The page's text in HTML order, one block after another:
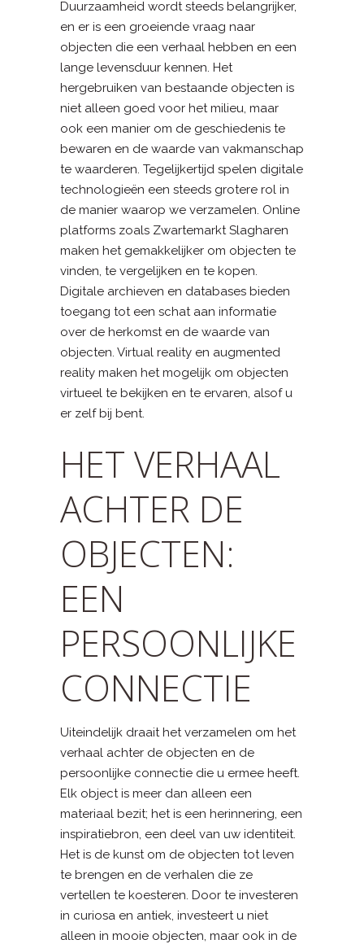
Duurzaamheid wordt steeds belangrijker,
en er is een groeiende vraag naar
objecten die een verhaal hebben en een
lange levensduur kennen. Het
hergebruiken van bestaande objecten is
niet alleen goed voor het milieu, maar
ook een manier om de geschiedenis te
bewaren en de waarde van vakmanschap
te waarderen. Tegelijkertijd spelen digitale
technologieën een steeds grotere rol in
de manier waarop we verzamelen. Online
platforms zoals Zwartemarkt Slagharen
maken het gemakkelijker om objecten te
vinden, te vergelijken en te kopen.
Digitale archieven en databases bieden
toegang tot een schat aan informatie
over de herkomst en de waarde van
objecten. Virtual reality en augmented
reality maken het mogelijk om objecten
virtueel te bekijken en te ervaren, alsof u
er zelf bij bent.
HET VERHAAL
ACHTER DE
OBJECTEN:
EEN
PERSOONLIJKE
CONNECTIE
Uiteindelijk draait het verzamelen om het
verhaal achter de objecten en de
persoonlijke connectie die u ermee heeft.
Elk object is meer dan alleen een
materiaal bezit; het is een herinnering, een
inspiratiebron, een deel van uw identiteit.
Het is de kunst om de objecten tot leven
te brengen en de verhalen die ze
vertellen te koesteren. Door te investeren
in curiosa en antiek, investeert u niet
alleen in mooie objecten, maar ook in de